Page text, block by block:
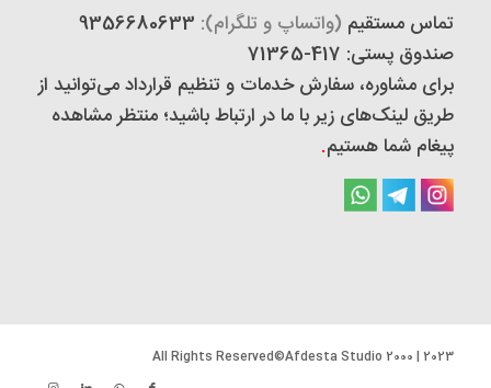
تماس مستقیم (واتساپ و تلگرام):
صندوق پستی: 417-71365
برای مشاوره، سفارش خدمات و تنظیم قرارداد می‌توانید از
طریق لینک‌های زیر با ما در ارتباط باشید؛ منتظر مشاهده
پیغام شما هستیم.
2023 | 2000 All Rights Reserved©Afdesta Studio